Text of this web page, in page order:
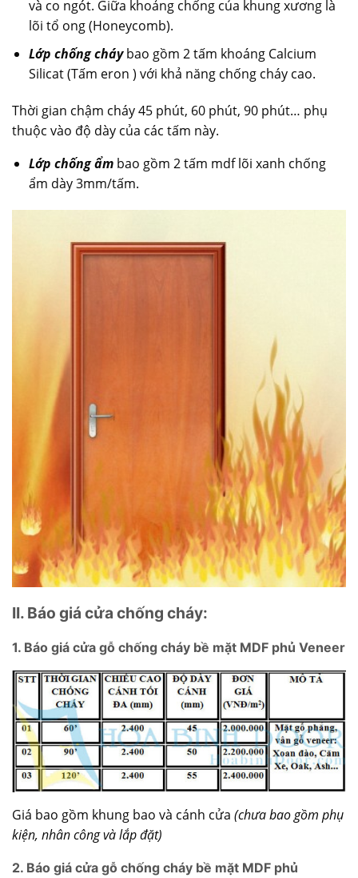
và co ngót. Giữa khoảng chống của khung xương là
lõi tổ ong (Honeycomb).
Lớp chống cháy bao gồm 2 tấm khoáng Calcium
Silicat (Tấm eron ) với khả năng chống cháy cao.
Thời gian chậm cháy 45 phút, 60 phút, 90 phút… phụ
thuộc vào độ dày của các tấm này.
Lớp chống ẩm bao gồm 2 tấm mdf lõi xanh chống
ẩm dày 3mm/tấm.
II. Báo giá cửa chống cháy:
1. Báo giá cửa gỗ chống cháy bề mặt MDF phủ Veneer
Giá bao gồm khung bao và cánh cửa (chưa bao gồm phụ
kiện, nhân công và lắp đặt)
2. Báo giá cửa gỗ chống cháy bề mặt MDF phủ